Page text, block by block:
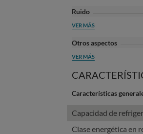
Ruido
VER MÁS
Otros aspectos
VER MÁS
Características
Capacidad de
Clase energética en